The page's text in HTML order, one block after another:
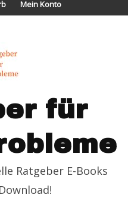
Mein Konto
für
Ratgeber E-Books